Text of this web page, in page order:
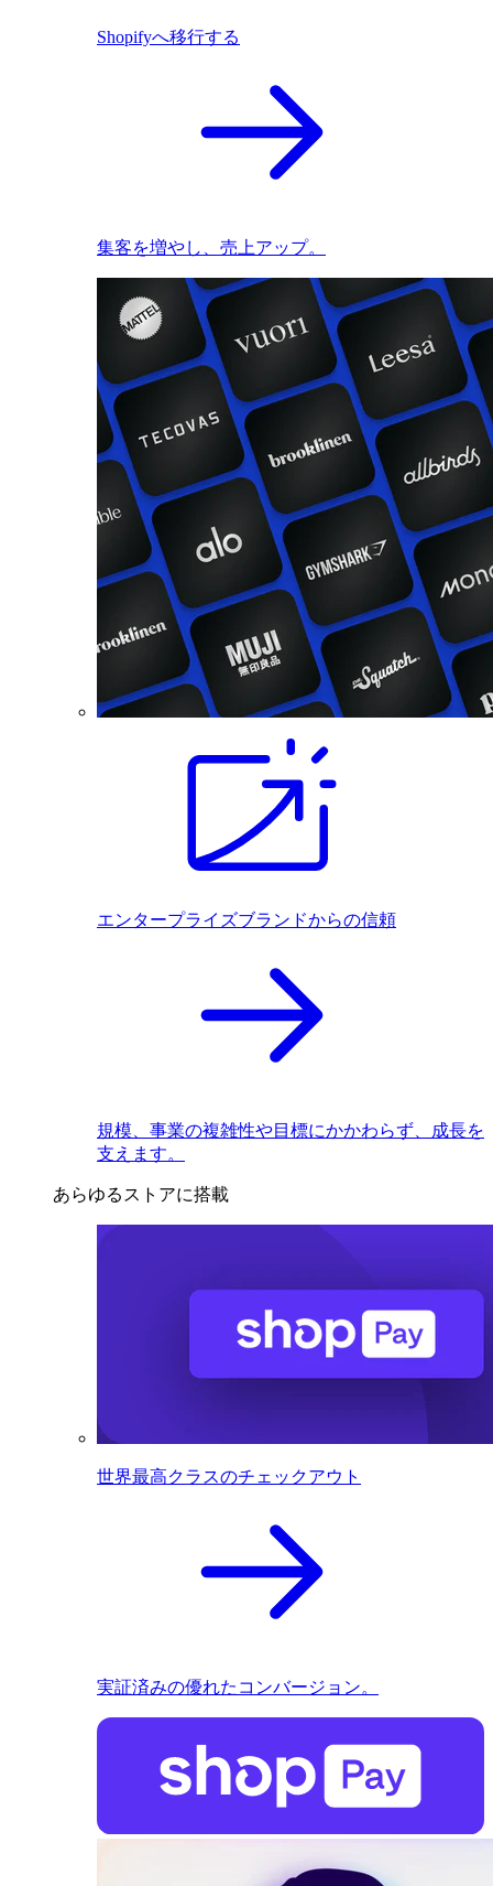
Shopifyへ移行する
集客を増やし、売上アップ。
エンタープライズブランドからの信頼
規模、事業の複雑性や目標にかかわらず、成長を
支えます。
あらゆるストアに搭載
世界最高クラスのチェックアウト
実証済みの優れたコンバージョン。